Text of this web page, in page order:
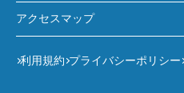
アクセスマップ
利用規約 プライバシーポリシー